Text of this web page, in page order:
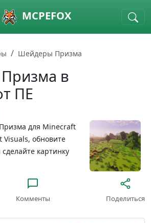
MCPEFOX
Шейдеры Призма
в
ПЕ
для Minecraft
Visuals, обновите
картинку
Комменты Поделиться